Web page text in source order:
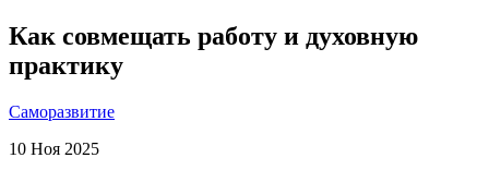
Как совмещать работу и духовную
практику
Саморазвитие
10 Ноя 2025